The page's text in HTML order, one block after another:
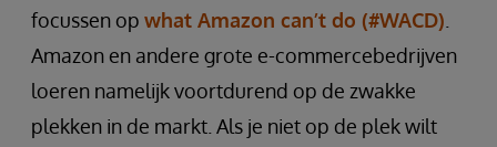
focussen op what Amazon can’t do (#WACD)
Amazon en andere grote e-commercebedrijven
loeren namelijk voortdurend op de zwakke
plekken in de markt. Als je niet op de plek wilt